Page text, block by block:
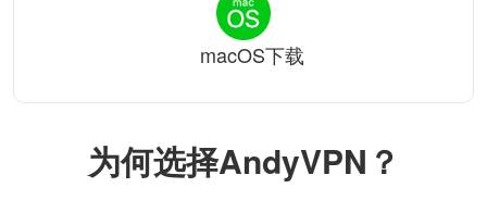
为何选择AndyVPN？
macOS下载